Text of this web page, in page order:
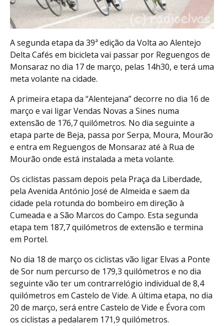
A segunda etapa da 39ª edição da Volta ao Alentejo
Delta Cafés em bicicleta vai passar por Reguengos de
Monsaraz no dia 17 de março, pelas 14h30, e terá uma
meta volante na cidade.
A primeira etapa da “Alentejana” decorre no dia 16 de
março e vai ligar Vendas Novas a Sines numa
extensão de 176,7 quilómetros. No dia seguinte a
etapa parte de Beja, passa por Serpa, Moura, Mourão
e entra em Reguengos de Monsaraz até à Rua de
Mourão onde está instalada a meta volante.
Os ciclistas passam depois pela Praça da Liberdade,
pela Avenida António José de Almeida e saem da
cidade pela rotunda do bombeiro em direção à
Cumeada e a São Marcos do Campo. Esta segunda
etapa tem 187,7 quilómetros de extensão e termina
em Portel.
No dia 18 de março os ciclistas vão ligar Elvas a Ponte
de Sor num percurso de 179,3 quilómetros e no dia
seguinte vão ter um contrarrelógio individual de 8,4
quilómetros em Castelo de Vide. A última etapa, no dia
20 de março, será entre Castelo de Vide e Évora com
os ciclistas a pedalarem 171,9 quilómetros.